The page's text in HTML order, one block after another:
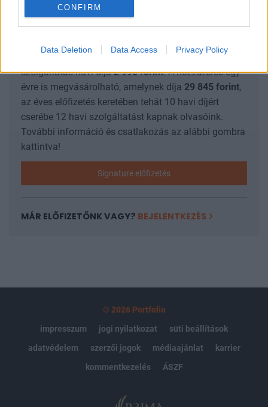
CONFIRM
Data Deletion Data Access Privacy Policy
SIGNATURE PRO-VAL EZT A CIKKET IS EL
TUDNÁD OLVASNI!
Ez a cikk folytatódik, de csak Portfolio Signature
előfizetéssel olvasható tovább.
A Signature PRO
szolgáltatás havi díja2 990forint. A hozzáférés egy
évre is megvásárolható, amelynek díja 29 845 forint,
az éves előfizetés keretében tehát 10 havi díjért
cserébe 12 havi szolgáltatást kapnak olvasóink.
További információ és csatlakozás az alábbi gombra
kattintva!
Signature előfizetés
MÁR ELŐFIZETŐNK VAGY? BEJELENTKEZÉS
© 2026 Portfolio
impresszum
jogi nyilatkozat
süti beállítások
adatvédelem
szerzői jogok médiaajánlat
karrier
kommentkezelés
ÁSZF